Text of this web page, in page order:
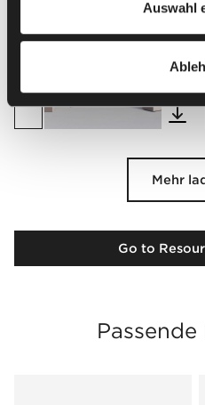
Auswahl
Mehr
Go to